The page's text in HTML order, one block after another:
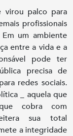
virou palco para
profissionais
um ambiente
entre a vida e a
pode ter
precisa de
redes sociais.
_ aquela que
cobra com
sua total
a integridade